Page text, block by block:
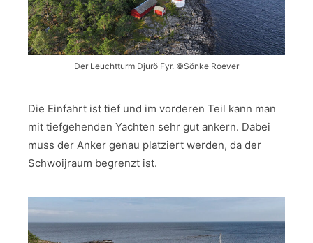
Der Leuchtturm Djurö Fyr. ©Sönke Roever
Die Einfahrt ist tief und im vorderen Teil kann man
mit tiefgehenden Yachten sehr gut ankern. Dabei
muss der Anker genau platziert werden, da der
Schwoijraum begrenzt ist.